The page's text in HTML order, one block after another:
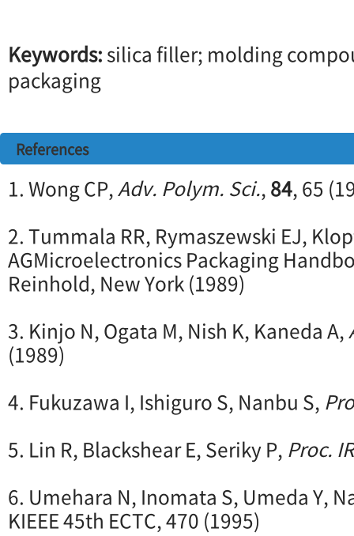
Keywords:silica filler; molding
packaging
References
1. Wong CP,Adv. Polym. Sci.,84, 65
2. Tummala RR, Rymaszewski EJ,
AGMicroelectronics Packaging
Reinhold, New York (1989)
3. Kinjo N, Ogata M, Nish K, Kaneda A,
(1989)
4. Fukuzawa I, Ishiguro S, Nanbu S,
5. Lin R, Blackshear E, Seriky P, Proc.
6. Umehara N, Inomata S, Umeda Y,
KIEEE 45th ECTC, 470 (1995)